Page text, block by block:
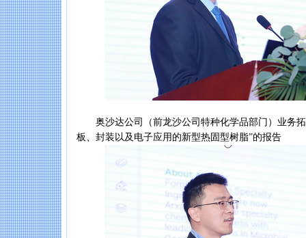
奥沙达公司（前龙沙公司特种化学品部门）业务拓
板、封装以及电子应用的新型热固型树脂”的报告